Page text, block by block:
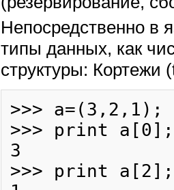
Непосредственно в
типы данных, как
структуры: Кортежи
>>> a=(3,2,1);
>>> print a[0];
3
>>> print a[2];